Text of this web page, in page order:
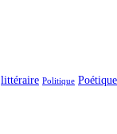
littéraire Politique Poétique